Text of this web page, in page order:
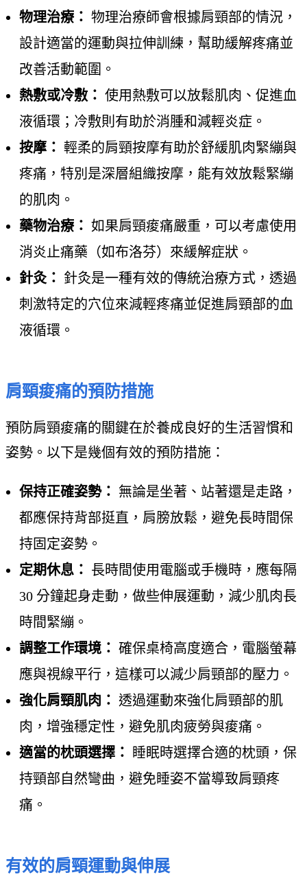
物理治療： 物理治療師會根據肩頸部的情況，
設計適當的運動與拉伸訓練，幫助緩解疼痛並
改善活動範圍。
熱敷或冷敷： 使用熱敷可以放鬆肌肉、促進血
液循環；冷敷則有助於消腫和減輕炎症。
按摩： 輕柔的肩頸按摩有助於舒緩肌肉緊繃與
疼痛，特別是深層組織按摩，能有效放鬆緊繃
的肌肉。
藥物治療： 如果肩頸痠痛嚴重，可以考慮使用
消炎止痛藥（如布洛芬）來緩解症狀。
針灸： 針灸是一種有效的傳統治療方式，透過
刺激特定的穴位來減輕疼痛並促進肩頸部的血
液循環。
肩頸痠痛的預防措施
預防肩頸痠痛的關鍵在於養成良好的生活習慣和
姿勢。以下是幾個有效的預防措施：
保持正確姿勢： 無論是坐著、站著還是走路，
都應保持背部挺直，肩膀放鬆，避免長時間保
持固定姿勢。
定期休息： 長時間使用電腦或手機時，應每隔
30 分鐘起身走動，做些伸展運動，減少肌肉長
時間緊繃。
調整工作環境： 確保桌椅高度適合，電腦螢幕
應與視線平行，這樣可以減少肩頸部的壓力。
強化肩頸肌肉： 透過運動來強化肩頸部的肌
肉，增強穩定性，避免肌肉疲勞與痠痛。
適當的枕頭選擇：
睡眠時選擇合適的枕頭，保
持頸部自然彎曲，避免睡姿不當導致肩頸疼
痛。
有效的肩頸運動與伸展